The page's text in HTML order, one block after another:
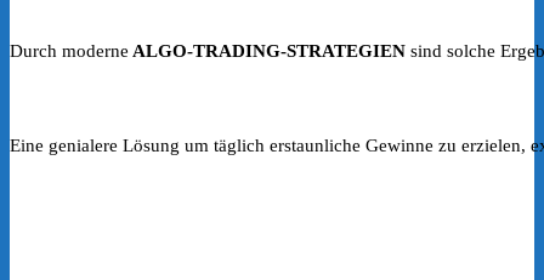
Durch moderne ALGO-TRADING-STRATEGIEN sind solche
Eine genialere Lösung um täglich erstaunliche Gewinne zu erzielen,